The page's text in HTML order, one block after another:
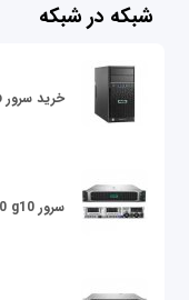
شبکه در شبکه
خرید سرور hp
سرور dl380 g10